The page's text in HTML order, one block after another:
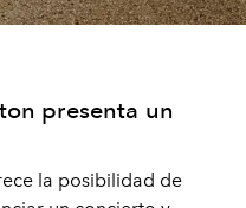
presenta un
la posibilidad de